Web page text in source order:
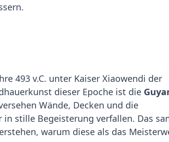
493 v.C. unter Kaiser Xiaowendi der
dieser Epoche ist die
Wände, Decken und die
stille Begeisterung verfallen. Das
warum diese als das